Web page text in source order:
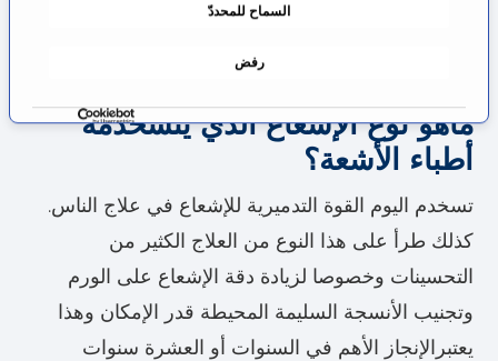
ة
السماح للمحددّ
رفض
تكلس الأنسجة الناعمة
ماهو نوع الإشعاع الذي يتسخدمه
أطباء الأشعة؟
تسخدم اليوم القوة التدميرية للإشعاع في علاج الناس.
كذلك طرأ على هذا النوع من العلاج الكثير من
التحسينات وخصوصا لزيادة دقة الإشعاع على الورم
وتجنيب الأنسجة السليمة المحيطة قدر الإمكان وهذا
يعتبرالإنجاز الأهم في السنوات أو العشرة سنوات